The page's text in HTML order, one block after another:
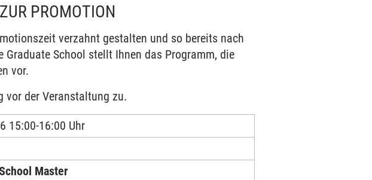
PROMOTION
verzahnt gestalten und so bereits nach
School stellt Ihnen das Programm, die
vor.
vor der Veranstaltung zu.
15:00-16:00 Uhr
Master